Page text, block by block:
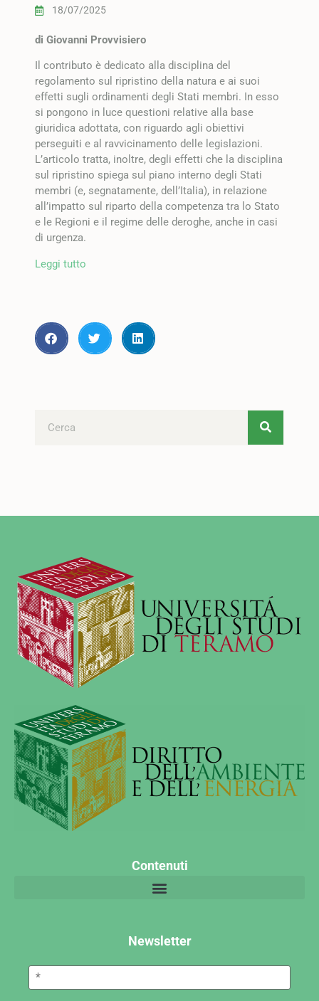
18/07/2025
di Giovanni Provvisiero
Il contributo è dedicato alla disciplina del
regolamento sul ripristino della natura e ai suoi
effetti sugli ordinamenti degli Stati membri. In esso
si pongono in luce questioni relative alla base
giuridica adottata, con riguardo agli obiettivi
perseguiti e al ravvicinamento delle legislazioni.
L’articolo tratta, inoltre, degli effetti che la disciplina
sul ripristino spiega sul piano interno degli Stati
membri (e, segnatamente, dell’Italia), in relazione
all’impatto sul riparto della competenza tra lo Stato
e le Regioni e il regime delle deroghe, anche in casi
di urgenza.
Leggi tutto
Contenuti
Newsletter